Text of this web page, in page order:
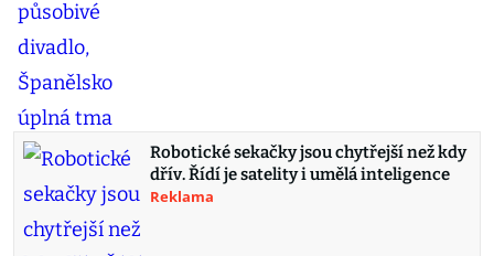
Robotické sekačky jsou chytřejší než kdy
dřív. Řídí je satelity i umělá inteligence
Reklama